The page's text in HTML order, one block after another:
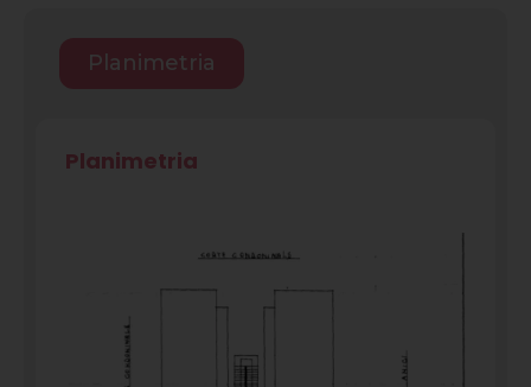
Planimetria
Planimetria